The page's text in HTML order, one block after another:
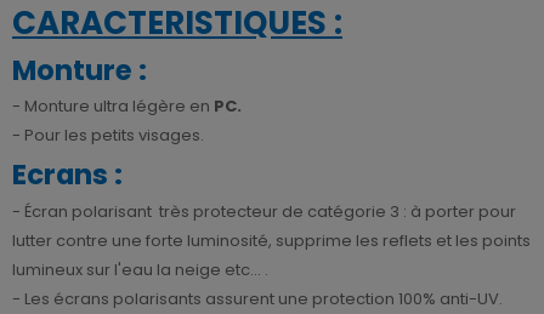
CARACTERISTIQUES :
Monture :
- Monture ultra légère en PC.
- Pour les petits visages.
Ecrans :
- Écran polarisant très protecteur de catégorie 3 : à porter pour
lutter contre une forte luminosité, supprime les reflets et les points
lumineux sur l'eau la neige etc... .
- Les écrans polarisants assurent une protection 100% anti-UV.